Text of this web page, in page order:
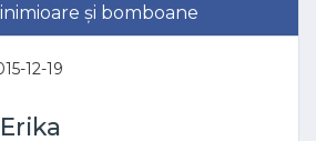
și bomboane
12-19